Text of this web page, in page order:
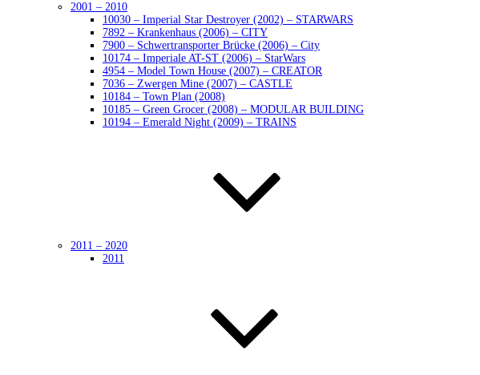
2001 – 2010
10030 – Imperial Star Destroyer (2002) – STARWARS
7892 – Krankenhaus (2006) – CITY
7900 – Schwertransporter Brücke (2006) – City
10174 – Imperiale AT-ST (2006) – StarWars
4954 – Model Town House (2007) – CREATOR
7036 – Zwergen Mine (2007) – CASTLE
10184 – Town Plan (2008)
10185 – Green Grocer (2008) – MODULAR BUILDING
10194 – Emerald Night (2009) – TRAINS
2011 – 2020
2011